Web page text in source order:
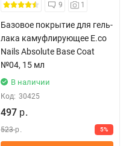
9 1
Базовое покрытие для гель-
лака камуфлирующее E.co
Nails Absolute Base Coat
№04, 15 мл
В наличии
Код: 30425
497 р.
523р. 5%